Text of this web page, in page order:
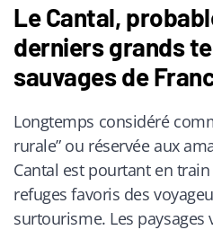
Le Cantal,
derniers grands
sauvages de
Longtemps considéré
rurale” ou réservée aux
Cantal est pourtant en train
refuges favoris des
surtourisme. Les